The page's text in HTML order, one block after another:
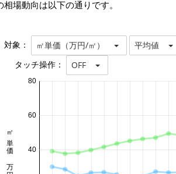
相場動向は以下の通りです。
対象： ㎡単価（万円/㎡） 平均値
タッチ操作： OFF
40
60
80
㎡単価 万円/㎡